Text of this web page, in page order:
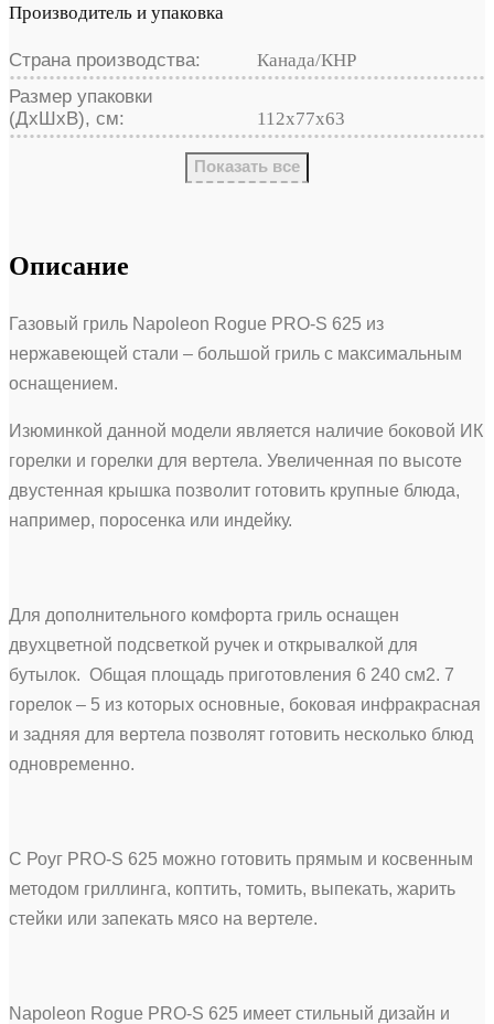
Производитель и упаковка
Страна производства:
Канада/КНР
Размер упаковки
(ДхШхВ), см:
112x77x63
Показать все
Описание
Газовый гриль Napoleon Rogue PRO-S 625 из
нержавеющей стали – большой гриль с максимальным
оснащением.
Изюминкой данной модели является наличие боковой ИК
горелки и горелки для вертела. Увеличенная по высоте
двустенная крышка позволит готовить крупные блюда,
например, поросенка или индейку.
Для дополнительного комфорта гриль оснащен
двухцветной подсветкой ручек и открывалкой для
бутылок. Общая площадь приготовления 6 240 см2. 7
горелок – 5 из которых основные, боковая инфракрасная
и задняя для вертела позволят готовить несколько блюд
одновременно.
С Роуг PRO-S 625 можно готовить прямым и косвенным
методом гриллинга, коптить, томить, выпекать, жарить
стейки или запекать мясо на вертеле.
Napoleon Rogue PRO-S 625 имеет стильный дизайн и